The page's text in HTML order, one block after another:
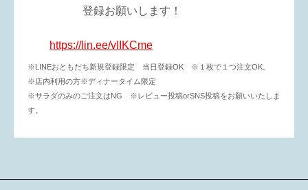
登録お願いします！
https://lin.ee/vIIKCme
※LINEおともだち新規登録限定 当日登録OK ※１枚で１つ注文OK。
※店内利用の方※ディナータイム限定
※サラダのみのご注文はNG ※レビュー投稿orSNS投稿をお願いいたしま
す。